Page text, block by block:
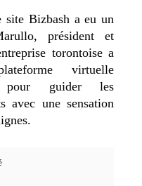
Bizbash a eu un
président et
torontoise a
virtuelle
pour guider les
avec une sensation